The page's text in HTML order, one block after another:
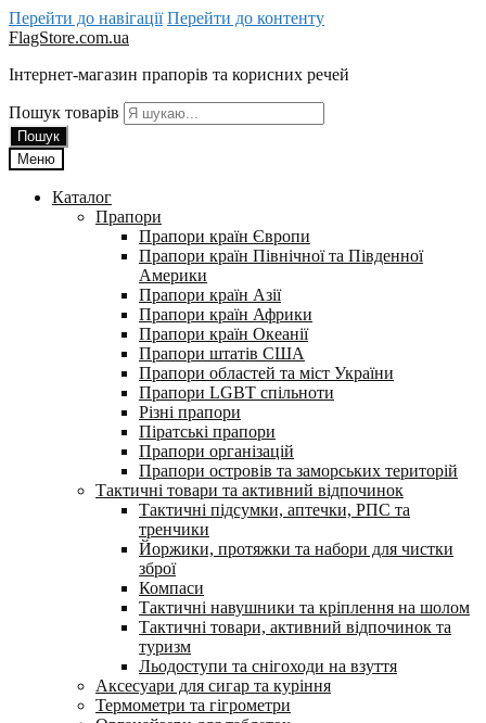
Перейти до навігації Перейти до контенту
FlagStore.com.ua
Інтернет-магазин прапорів та корисних речей
Пошук товарів
Пошук
Меню
Каталог
Прапори
Прапори країн Європи
Прапори країн Північної та Південної
Америки
Прапори країн Азії
Прапори країн Африки
Прапори країн Океанії
Прапори штатів США
Прапори областей та міст України
Прапори LGBT спільноти
Різні прапори
Піратські прапори
Прапори організацій
Прапори островів та заморських територій
Тактичні товари та активний відпочинок
Тактичні підсумки, аптечки, РПС та
тренчики
Йоржики, протяжки та набори для чистки
зброї
Компаси
Тактичні навушники та кріплення на шолом
Тактичні товари, активний відпочинок та
туризм
Льодоступи та снігоходи на взуття
Аксесуари для сигар та куріння
Термометри та гігрометри